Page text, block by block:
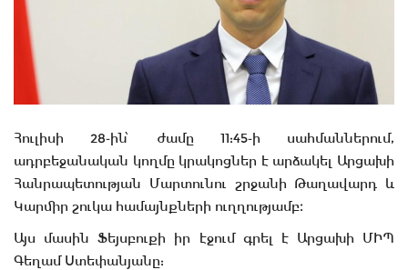
Հուլիսի 28֊ին՝ ժամը 11:45֊ի սահմաններում,
ադրբեջանական կողմը կրակոցներ է արձակել Արցախի
Հանրապետության Մարտունու շրջանի Թաղավարդ և
Կարմիր շուկա համայնքների ուղղությամբ։
Այս մասին Ֆեյսբուքի իր էջում գրել է Արցախի ՄԻՊ
Գեղամ Ստեփանյանը: